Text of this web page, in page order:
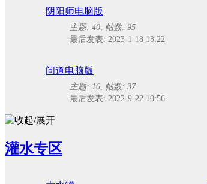
阴阳师电脑版
主题: 40 帖数: 95
最后发表: 2023-1-18 18:22
问道电脑版
主题: 16 帖数: 37
最后发表: 2022-9-22 10:56
灌水专区